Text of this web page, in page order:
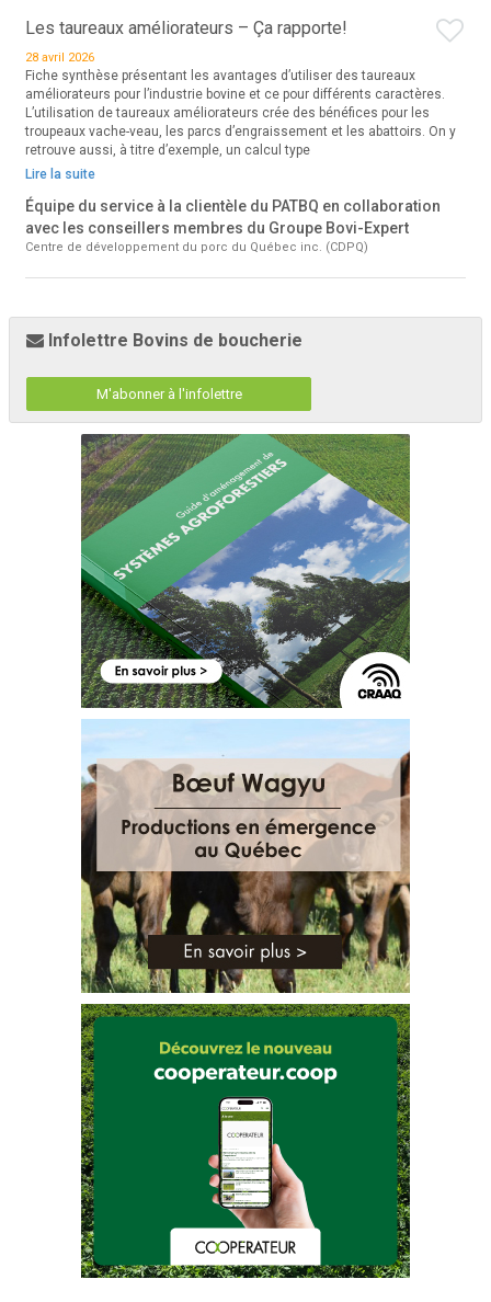
Les taureaux améliorateurs – Ça rapporte!
28 avril 2026
Fiche synthèse présentant les avantages d’utiliser des taureaux
améliorateurs pour l’industrie bovine et ce pour différents caractères.
L’utilisation de taureaux améliorateurs crée des bénéfices pour les
troupeaux vache-veau, les parcs d’engraissement et les abattoirs. On y
retrouve aussi, à titre d’exemple, un calcul type
Lire la suite
Équipe du service à la clientèle du PATBQ en collaboration
avec les conseillers membres du Groupe Bovi-Expert
Centre de développement du porc du Québec inc. (CDPQ)
Infolettre Bovins de boucherie
M'abonner à l'infolettre